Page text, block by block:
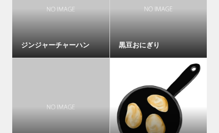
ジンジャーチャーハン 黒豆おにぎり